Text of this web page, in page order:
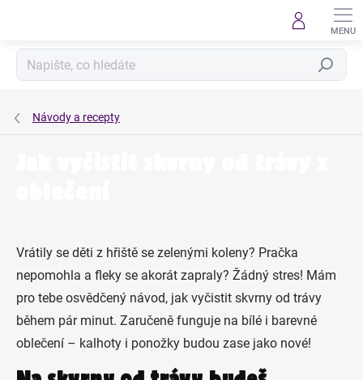
Hledat
Návody a recepty
Vrátily se děti z hřiště se zelenými koleny? Pračka
nepomohla a fleky se akorát zapraly? Žádný stres! Mám
pro tebe osvědčený návod, jak vyčistit skvrny od trávy
během pár minut. Zaručeně funguje na bílé i barevné
oblečení – kalhoty i ponožky budou zase jako nové!